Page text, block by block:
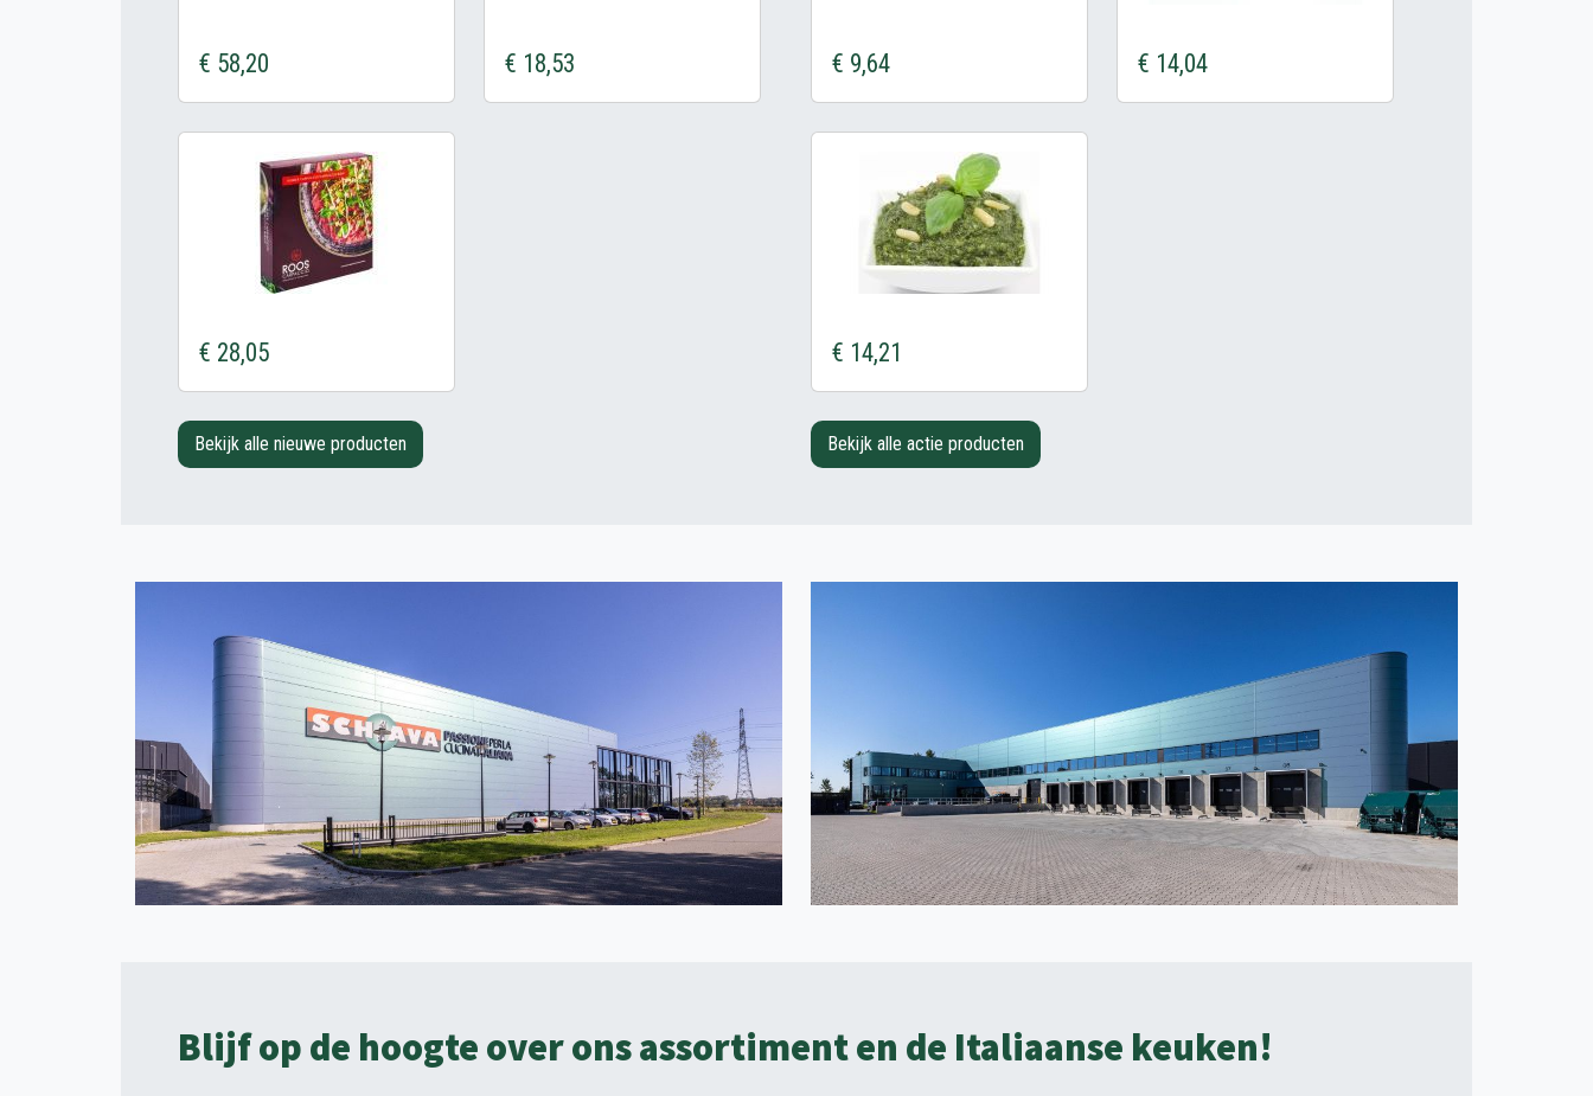
€ 58,20 € 18,53
€ 28,05
Bekijk alle nieuwe producten
€ 9,64 € 14,04
€ 14,21
Bekijk alle actie producten
Blijf op de hoogte over ons assortiment en de Italiaanse keuken!